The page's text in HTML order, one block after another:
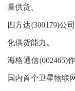
量供货。
四方达(300179)公
化供货能力。
海格通信(002465)
国内首个卫星物联